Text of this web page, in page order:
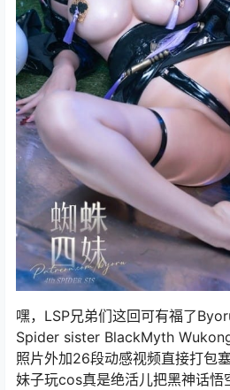
嘿，LSP兄弟们这回可有福了
Spider sister BlackMyth
照片外加26段动感视频直接打包
妹子玩cos真是绝活儿把黑神话悟